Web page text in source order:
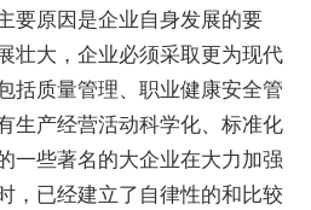
要原因是企业自身发展的要
壮大，企业必须采取更为现代
括质量管理、职业健康安全管
生产经营活动科学化、标准化
一些著名的大企业在大力加强
，已经建立了自律性的和比较